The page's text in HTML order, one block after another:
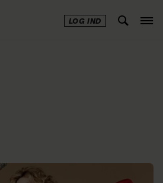
LOG IND